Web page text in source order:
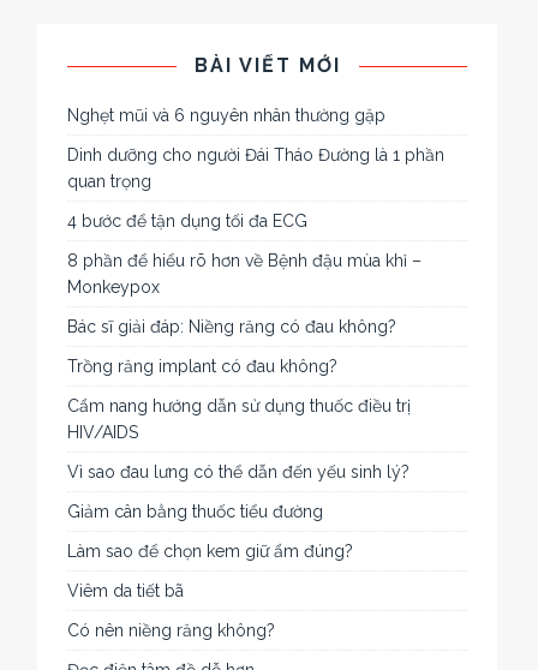
BÀI VIẾT MỚI
Nghẹt mũi và 6 nguyên nhân thường gặp
Dinh dưỡng cho người Đái Tháo Đường là 1 phần
quan trọng
4 bước để tận dụng tối đa ECG
8 phần để hiểu rõ hơn về Bệnh đậu mùa khỉ –
Monkeypox
Bác sĩ giải đáp: Niềng răng có đau không?
Trồng răng implant có đau không?
Cẩm nang hướng dẫn sử dụng thuốc điều trị
HIV/AIDS
Vì sao đau lưng có thể dẫn đến yếu sinh lý?
Giảm cân bằng thuốc tiểu đường
Làm sao để chọn kem giữ ẩm đúng?
Viêm da tiết bã
Có nên niềng răng không?